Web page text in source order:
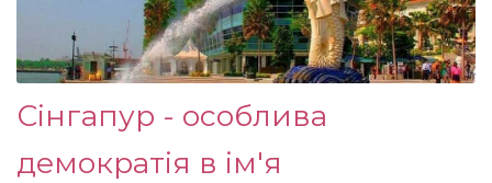
Сінгапур - особлива
демократія в ім'я